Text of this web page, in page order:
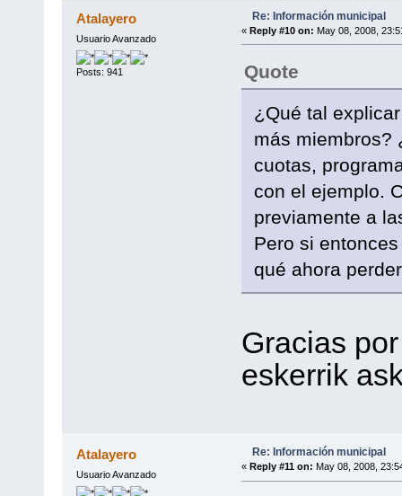
Atalayero
Usuario Avanzado
Posts: 941
Re: Información municipal
« Reply #10 on: May 08, 2008,
Quote
¿Qué tal
más miembros?
cuotas,
con el ejemplo.
previamente a
Pero si
qué ahora
Gracias
eskerrik
Atalayero
Usuario Avanzado
Re: Información municipal
« Reply #11 on: May 08, 2008,